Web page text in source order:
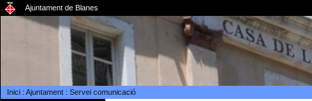
Ajuntament de Blanes
Inici: Ajuntament: Servei comunicació